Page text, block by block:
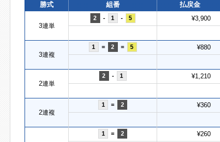
勝式 組番 払戻金
3連単
2 - 1 - 5 ¥3,900
3連複
1 = 2 = 5 ¥880
2連単
2 - 1 ¥1,210
2連複
1 = 2 ¥360
1 = 2 ¥260